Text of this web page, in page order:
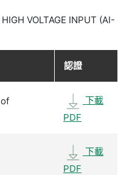
VOLTAGE INPUT (AI-
認證
下載
PDF
下載
PDF